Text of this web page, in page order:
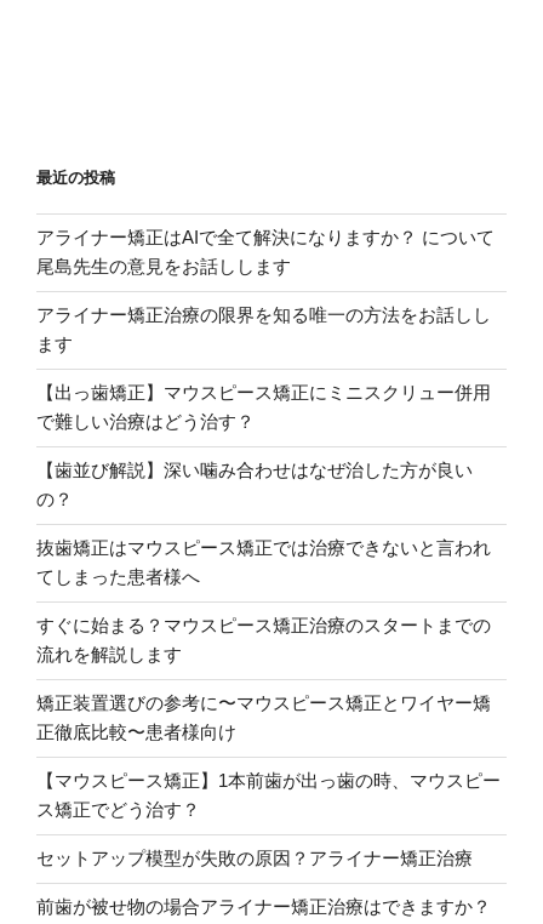
最近の投稿
アライナー矯正はAIで全て解決になりますか？ について
尾島先生の意見をお話しします
アライナー矯正治療の限界を知る唯一の方法をお話しし
ます
【出っ歯矯正】マウスピース矯正にミニスクリュー併用
で難しい治療はどう治す？
【歯並び解説】深い噛み合わせはなぜ治した方が良い
の？
抜歯矯正はマウスピース矯正では治療できないと言われ
てしまった患者様へ
すぐに始まる？マウスピース矯正治療のスタートまでの
流れを解説します
矯正装置選びの参考に〜マウスピース矯正とワイヤー矯
正徹底比較〜患者様向け
【マウスピース矯正】1本前歯が出っ歯の時、マウスピー
ス矯正でどう治す？
セットアップ模型が失敗の原因？アライナー矯正治療
前歯が被せ物の場合アライナー矯正治療はできますか？